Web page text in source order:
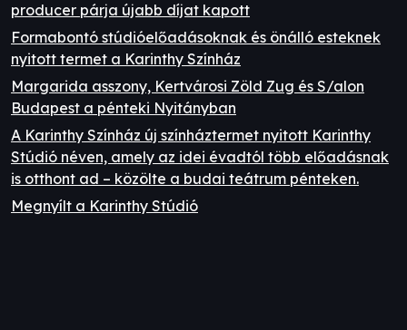
producer párja újabb díjat kapott
Formabontó stúdióelőadásoknak és önálló esteknek
nyitott termet a Karinthy Színház
Margarida asszony, Kertvárosi Zöld Zug és S/alon
Budapest a pénteki Nyitányban
A Karinthy Színház új színháztermet nyitott Karinthy
Stúdió néven, amely az idei évadtól több előadásnak
is otthont ad – közölte a budai teátrum pénteken.
Megnyílt a Karinthy Stúdió